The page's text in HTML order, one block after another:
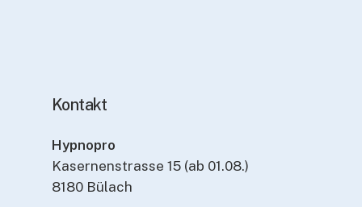
Kontakt
Hypnopro
Kasernenstrasse 15 (ab 01.08.)
8180 Bülach